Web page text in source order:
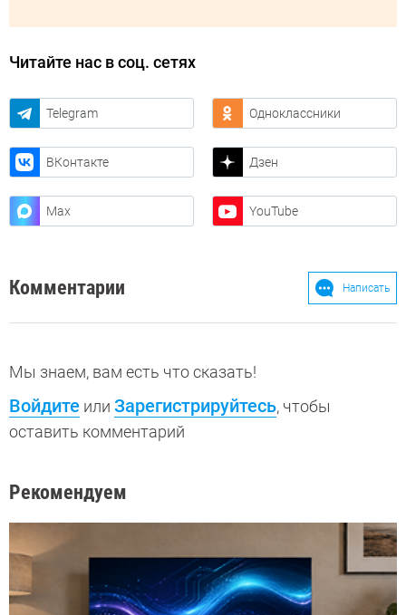
Читайте нас в соц. сетях
Telegram Одноклассники
ВКонтакте Дзен
Max YouTube
Комментарии Написать
Мы знаем, вам есть что сказать!
Войдите или Зарегистрируйтесь, чтобы
оставить комментарий
Рекомендуем